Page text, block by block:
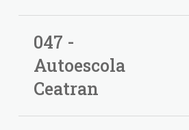
047 -
Autoescola
Ceatran